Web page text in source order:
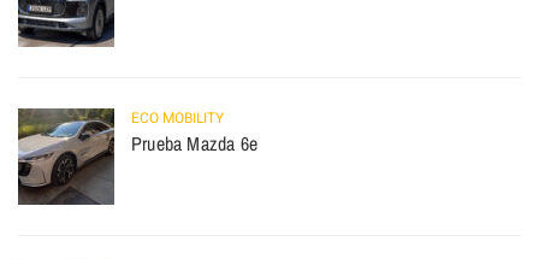
ECO MOBILITY
Prueba Mazda 6e